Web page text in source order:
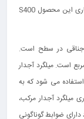
می‌ شود که به مقاومت کششی بالاتری نیاز داریم. نام تجاری این محصول S400
جناقی در سطح است.
بر میلی‌ متر مربع است. میلگرد آجدار
می‌ شود که به
میلگرد آجدار مرکب،
دارای ضوابط گوناگونی